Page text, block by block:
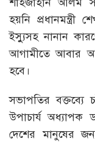
হয়নি প্রধানমন্ত্রী
ইস্যুুসহ নানান
আগামীতে আবার
হবে।
সভাপতির ব্ক্তব্যে
উপাচার্য
দেশের মানুষের